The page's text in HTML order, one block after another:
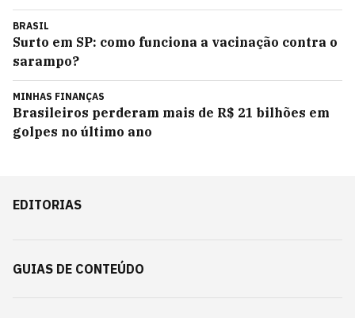
BRASIL
Surto em SP: como funciona a vacinação contra o
sarampo?
MINHAS FINANÇAS
Brasileiros perderam mais de R$ 21 bilhões em
golpes no último ano
EDITORIAS
GUIAS DE CONTEÚDO